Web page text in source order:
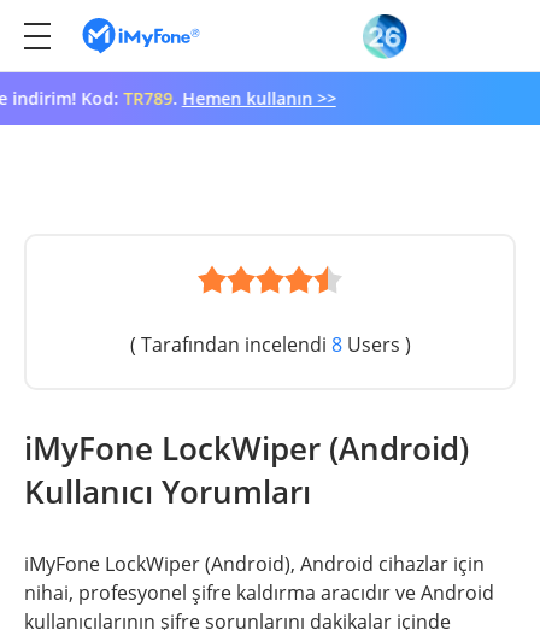
Kod:TR789.Hemen kullanın >>
( Tarafından incelendi 8Users )
iMyFone LockWiper (Android)
Kullanıcı Yorumları
iMyFone LockWiper (Android), Android cihazlar için
nihai, profesyonel şifre kaldırma aracıdır ve Android
kullanıcılarının şifre sorunlarını dakikalar içinde